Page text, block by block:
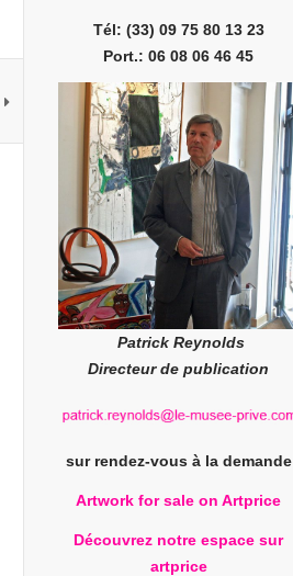
Tél: (33) 09 75 80 13 23
Port.: 06 08 06 46 45
Patrick Reynolds
Directeur de publication
sur rendez-vous à la demande
Artwork for sale on Artprice
Découvrez notre espace sur
artprice